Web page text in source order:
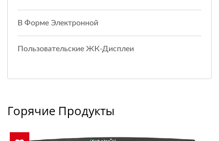
В Форме Электронной
Пользовательские ЖК-Дисплеи
Горячие Продукты